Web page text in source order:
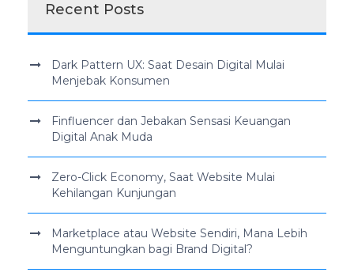
Recent Posts
Dark Pattern UX: Saat Desain Digital Mulai
Menjebak Konsumen
Finfluencer dan Jebakan Sensasi Keuangan
Digital Anak Muda
Zero-Click Economy, Saat Website Mulai
Kehilangan Kunjungan
Marketplace atau Website Sendiri, Mana Lebih
Menguntungkan bagi Brand Digital?